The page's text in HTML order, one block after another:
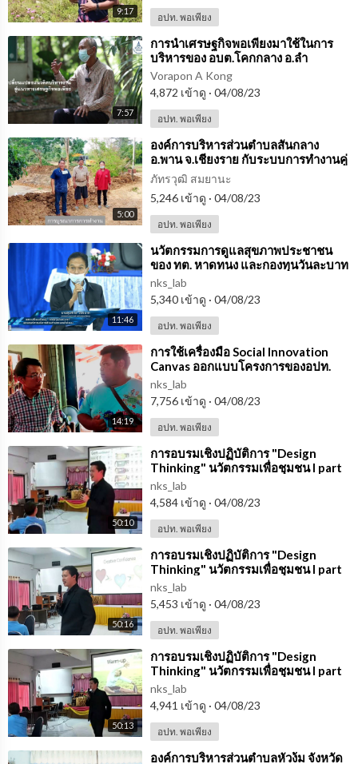
9:17
อปท. พอเพียง
7:57
⁣การนำเศรษฐกิจพอเพียงมาใช้ในการ
บริหารของ อบต.โคกกลาง อ.ลำ
ปลายมาศ จ.บุรีรัมย์
Vorapon A Kong
4,872 เข้าดู · 04/08/23
อปท. พอเพียง
5:00
⁣องค์การบริหารส่วนตำบลสันกลาง
อ.พาน จ.เชียงราย กับระบบการทำงานคู่
กับชุมชนมาโดยตลอด
ภัทรวุฒิ สมยานะ
5,246 เข้าดู · 04/08/23
อปท. พอเพียง
11:46
⁣นวัตกรรมการดูแลสุขภาพประชาชน
ของ ทต. หาดทนง และกองทุนวันละบาท
ของ อบต. หนองไผ่แบน อุทัยธานี
nks_lab
5,340 เข้าดู · 04/08/23
อปท. พอเพียง
14:19
⁣การใช้เครื่องมือ Social Innovation
Canvas ออกแบบโครงการของอปท.
เพื่อการแก้ไขปัญหาในชุมชนอย่าง
แท้จริง
nks_lab
7,756 เข้าดู · 04/08/23
อปท. พอเพียง
50:10
⁣การอบรมเชิงปฏิบัติการ "Design
Thinking" นวัตกรรมเพื่อชุมชน l part
1/4 l NKS LAB
nks_lab
4,584 เข้าดู · 04/08/23
อปท. พอเพียง
50:16
⁣การอบรมเชิงปฏิบัติการ "Design
Thinking" นวัตกรรมเพื่อชุมชน l part
2/4 l NKS LAB
nks_lab
5,453 เข้าดู · 04/08/23
อปท. พอเพียง
50:13
⁣การอบรมเชิงปฏิบัติการ "Design
Thinking" นวัตกรรมเพื่อชุมชน l part
3/4 l NKS LAB
nks_lab
4,941 เข้าดู · 04/08/23
อปท. พอเพียง
⁣องค์การบริหารส่วนตำบลหัวง้ม จังหวัด